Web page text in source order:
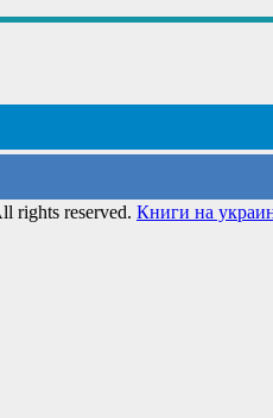
rights reserved. Книги на